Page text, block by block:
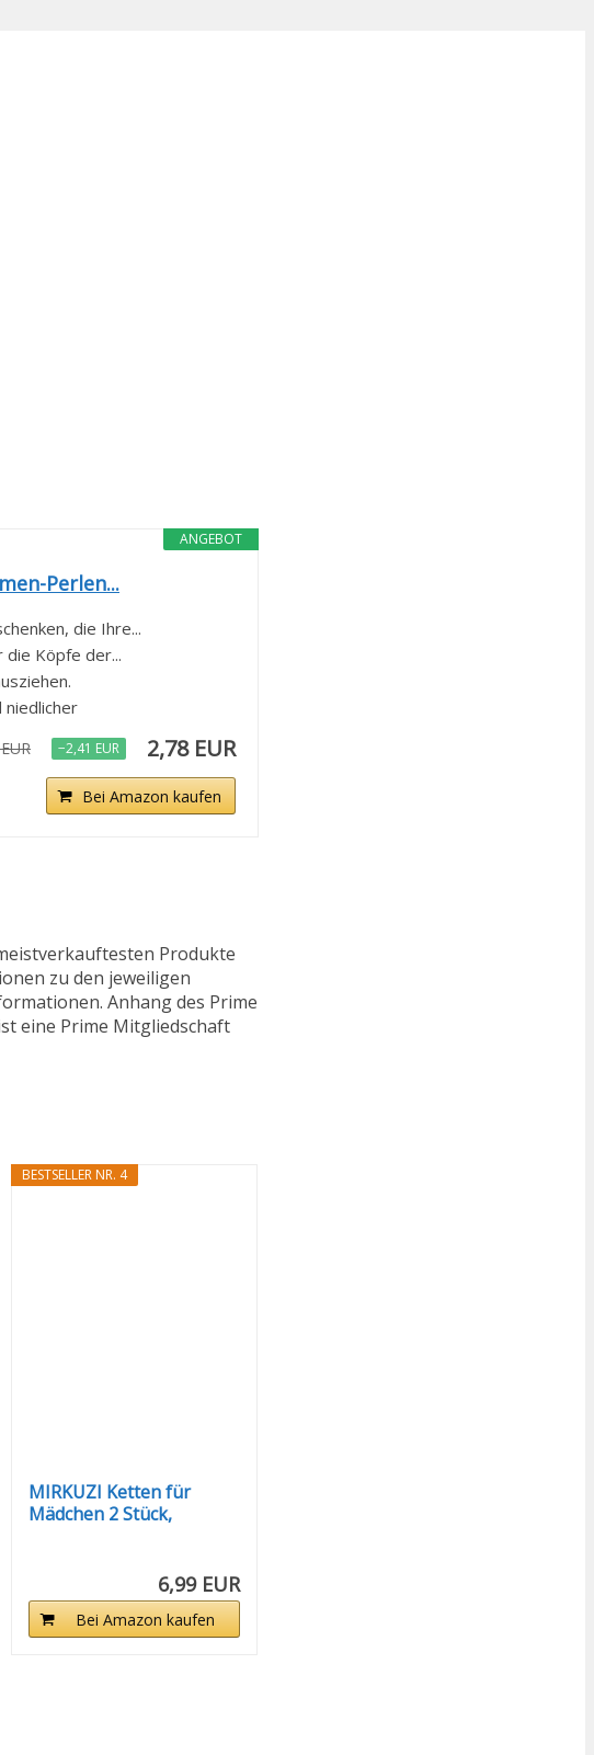
ANGEBOT
Perlen...
die Ihre...
Köpfe der...
niedlicher
−2,41 EUR 2,78 EUR
Bei Amazon kaufen
Produkte
zu den jeweiligen
Anhang des Prime
eine Prime Mitgliedschaft
BESTSELLER NR. 4
MIRKUZI Ketten für
Mädchen 2 Stück,
6,99 EUR
Bei Amazon kaufen